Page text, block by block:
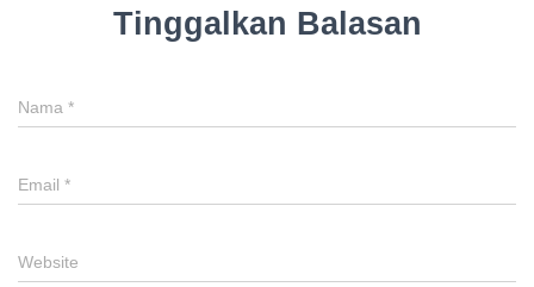
Tinggalkan Balasan
Nama *
Email *
Website